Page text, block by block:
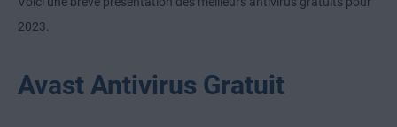
2023.
Avast Antivirus Gratuit